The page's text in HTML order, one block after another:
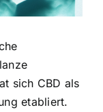
sich CBD als
etabliert.